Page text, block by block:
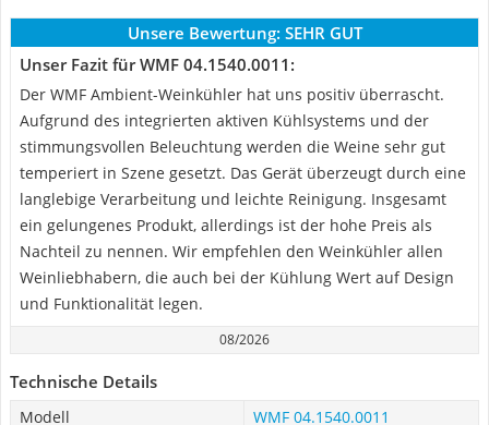
Unsere Bewertung: SEHR GUT
Unser Fazit für WMF 04.1540.0011:
Der WMF Ambient-Weinkühler hat uns positiv überrascht.
Aufgrund des integrierten aktiven Kühlsystems und der
stimmungsvollen Beleuchtung werden die Weine sehr gut
temperiert in Szene gesetzt. Das Gerät überzeugt durch eine
langlebige Verarbeitung und leichte Reinigung. Insgesamt
ein gelungenes Produkt, allerdings ist der hohe Preis als
Nachteil zu nennen. Wir empfehlen den Weinkühler allen
Weinliebhabern, die auch bei der Kühlung Wert auf Design
und Funktionalität legen.
08/2026
Technische Details
Modell WMF 04.1540.0011